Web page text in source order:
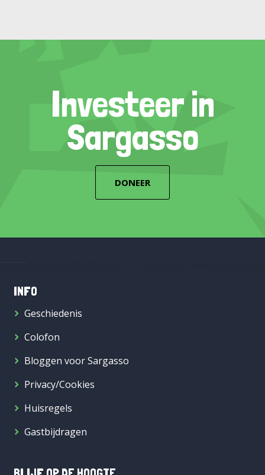
Investeer in
Sargasso
DONEER
INFO
Geschiedenis
Colofon
Bloggen voor Sargasso
Privacy/Cookies
Huisregels
Gastbijdragen